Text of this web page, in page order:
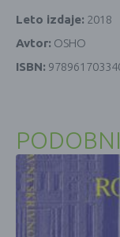
Leto izdaje: 2018
Avtor: OSHO
ISBN: